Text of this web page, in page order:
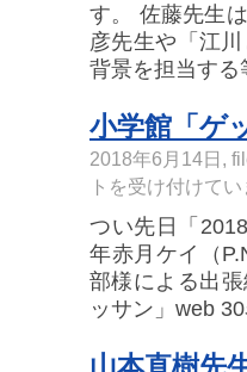
す。 佐藤先生
彦先生や「江
背景を担当す
小学館「ゲ
2018年6月14日,
トを受け付けてい
つい先日「
年赤月ケイ（
部様による出
ッサン」web